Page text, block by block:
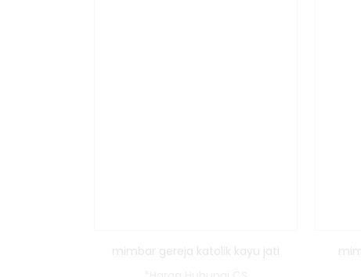
mimbar gereja katolik kayu jati